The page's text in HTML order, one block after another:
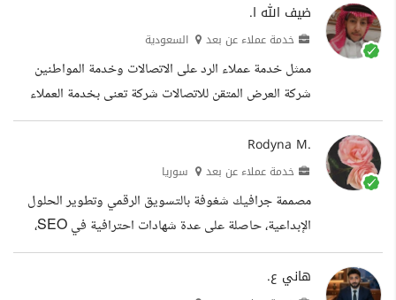
ووسائل التواصل الاجتماعي، وأحرص دائما على تقديم
تجربة مميزة للعملاء والالتزام بالمواعيد وجودة الأداء. أسعى
للانضمام إلى فريق عمل يتيح لي تطوير مهاراتي والمساهمة
ضيف الله ا.
خدمة عملاء عن بعد السعودية
ممثل خدمة عملاء الرد على الاتصالات وخدمة المواطنين
شركة العرض المتقن للاتصالات شركة تعنى بخدمة العملاء
وملتزمه مع اكثر من وزاره حكومية منسق خدمات مرضى
العمل في استقبال مستشفى خاص واستقبال الزبائن
ومحاسبتهم ماليا ، وتوجيههم للعيادات ، حجز المواعيد عن
طريق الهاتف والتنسيق مع المرضى واختيار الاوقات
المناسبه لهم نبذة باحث عن عمل ، أجيد العمل الجاد والالتزام
والامانه وتأدية واجبي على أكمل وجه التعليم جامعة الامام
محمد بن سعود الاسلامية دبلوم علوم...
Rodyna M.
خدمة عملاء عن بعد سوريا
مصممة جرافيك شغوفة بالتسويق الرقمي وتطوير الحلول
الإبداعية، حاصلة على عدة شهادات احترافية في SEO،
التحليل الرقمي، وخدمة العملاء. أتمتع بمهارات تنظيمية
قوية وقدرة على إدارة الملفات والمهام باستخدام أدوات
هاني ع.